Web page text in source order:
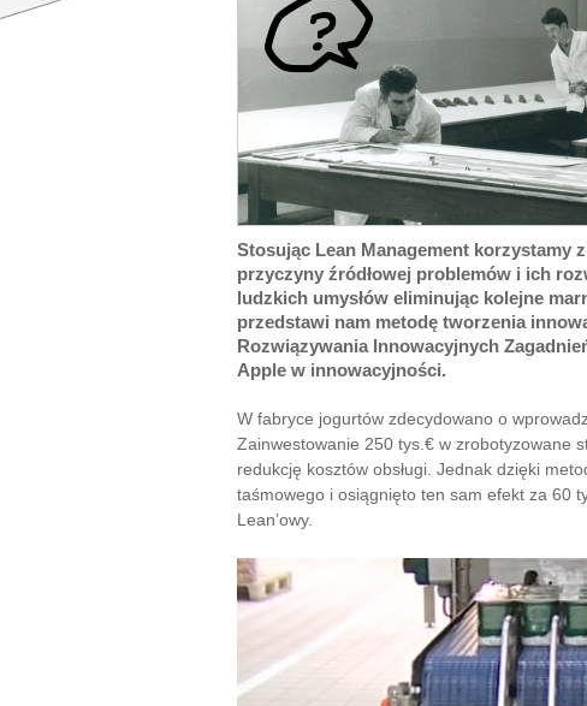
Stosując Lean Management korzystamy
przyczyny źródłowej problemów i ich
ludzkich umysłów eliminując kolejne
przedstawi nam metodę tworzenia
Rozwiązywania Innowacyjnych
Apple w innowacyjności.
W fabryce jogurtów zdecydowano o
Zainwestowanie 250 tys.€ w zrobotyzowane
redukcję kosztów obsługi. Jednak dzięki
taśmowego i osiągnięto ten sam efekt za 60
Lean’owy.